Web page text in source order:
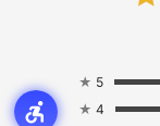
★ 5
★ 4